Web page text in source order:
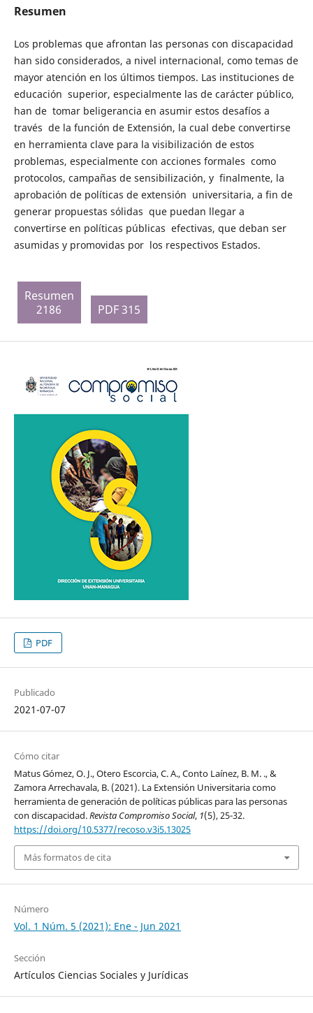
Resumen
Los problemas que afrontan las personas con discapacidad
han sido considerados, a nivel internacional, como temas de
mayor atención en los últimos tiempos. Las instituciones de
educación superior, especialmente las de carácter público,
han de tomar beligerancia en asumir estos desafíos a
través de la función de Extensión, la cual debe convertirse
en herramienta clave para la visibilización de estos
problemas, especialmente con acciones formales como
protocolos, campañas de sensibilización, y finalmente, la
aprobación de políticas de extensión universitaria, a fin de
generar propuestas sólidas que puedan llegar a
convertirse en políticas públicas efectivas, que deban ser
asumidas y promovidas por los respectivos Estados.
Resumen
2186
PDF 315
PDF
Publicado
2021-07-07
Cómo citar
Matus Gómez, O. J., Otero Escorcia, C. A., Conto Laínez, B. M. ., &
Zamora Arrechavala, B. (2021). La Extensión Universitaria como
herramienta de generación de políticas públicas para las personas
con discapacidad.Revista Compromiso Social, 1(5), 25-32.
https://doi.org/10.5377/recoso.v3i5.13025
Más formatos de cita
Número
Vol. 1 Núm. 5 (2021): Ene - Jun 2021
Sección
Artículos Ciencias Sociales y Jurídicas